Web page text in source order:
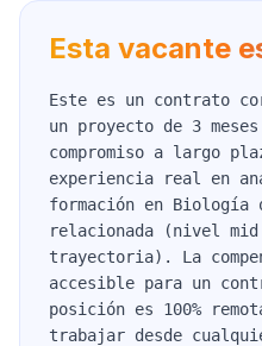
Esta vacante
Este es un contrato
un proyecto de 3
compromiso a largo
experiencia real en
formación en
relacionada (nivel
trayectoria). La
accesible para un
posición es 100%
trabajar desde